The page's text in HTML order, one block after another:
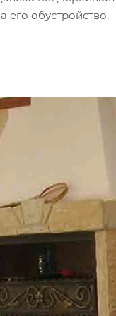
его обустройство.